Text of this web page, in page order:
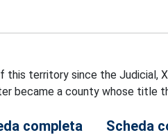
territory since the Judicial,
became a county whose title
completa Scheda